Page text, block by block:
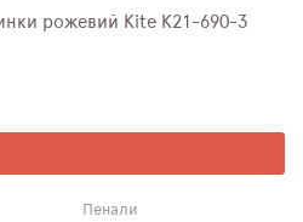
рожевий Kite K21-690-3
Пенали